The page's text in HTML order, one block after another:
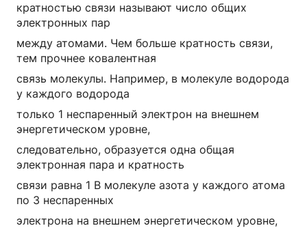
кратностью связи называют число общих
электронных пар
между атомами. Чем больше кратность связи,
тем прочнее ковалентная
связь молекулы. Например, в молекуле водорода
у каждого водорода
только 1 неспаренный электрон на внешнем
энергетическом уровне,
следовательно, образуется одна общая
электронная пара и кратность
связи равна 1 В молекуле азота у каждого атома
по 3 неспаренных
электрона на внешнем энергетическом уровне,